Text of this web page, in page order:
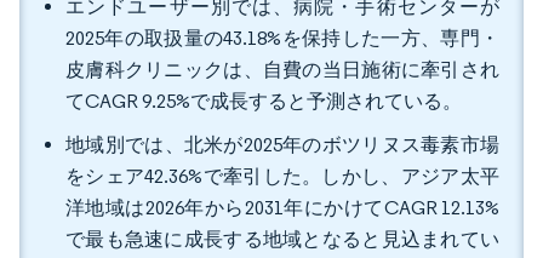
エンドユーザー別では、病院・手術センターが
2025年の取扱量の43.18%を保持した一方、専門・
皮膚科クリニックは、自費の当日施術に牽引され
てCAGR 9.25%で成長すると予測されている。
地域別では、北米が2025年のボツリヌス毒素市場
をシェア42.36%で牽引した。しかし、アジア太平
洋地域は2026年から2031年にかけてCAGR 12.13%
で最も急速に成長する地域となると見込まれてい